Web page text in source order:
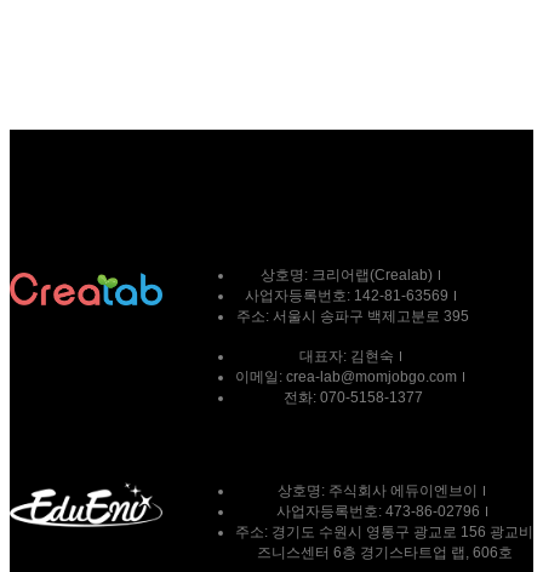
상호명: 크리어랩(Crealab)
사업자등록번호: 142-81-63569
주소: 서울시 송파구 백제고분로 395
대표자: 김현숙
이메일: crea-lab@momjobgo.com
전화: 070-5158-1377
상호명: 주식회사 에듀이엔브이
사업자등록번호: 473-86-02796
주소: 경기도 수원시 영통구 광교로 156 광교비
즈니스센터 6층 경기스타트업 랩, 606호